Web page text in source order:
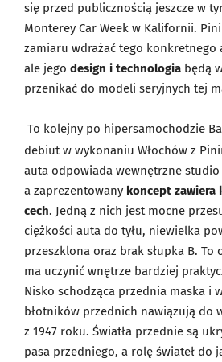
się przed publicznością jeszcze w
Monterey Car Week w Kalifornii.
zamiaru wdrażać tego
ale jego design i technologia będą
przenikać do modeli seryjnych tej
To kolejny po hipersamochodzie
debiut w wykonaniu Włochów z
auta odpowiada wewnętrzne studio
a zaprezentowany koncept zawiera
cech. Jedną z nich jest mocne
ciężkości auta do tyłu, niewielka
przeszklona oraz brak słupka B.
ma uczynić wnętrze bardziej
Nisko schodząca przednia maska i
błotników przednich nawiązują do
z 1947 roku. Światła przednie są
pasa przedniego, a rolę świateł do